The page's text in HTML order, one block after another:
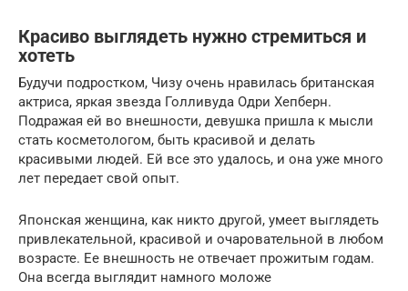
Красиво выглядеть нужно стремиться и
хотеть
Будучи подростком, Чизу очень нравилась британская
актриса, яркая звезда Голливуда Одри Хепберн.
Подражая ей во внешности, девушка пришла к мысли
стать косметологом, быть красивой и делать
красивыми людей. Ей все это удалось, и она уже много
лет передает свой опыт.
Японская женщина, как никто другой, умеет выглядеть
привлекательной, красивой и очаровательной в любом
возрасте. Ее внешность не отвечает прожитым годам.
Она всегда выглядит намного моложе